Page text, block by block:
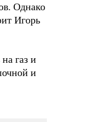
Однако
Игорь
газ и
и